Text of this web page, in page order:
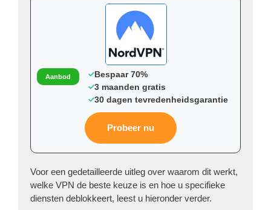
Aanbod
Bespaar 70%
3 maanden gratis
30 dagen tevredenheidsgarantie
Probeer nu
Voor een gedetailleerde uitleg over waarom dit werkt,
welke VPN de beste keuze is en hoe u specifieke
diensten deblokkeert, leest u hieronder verder.